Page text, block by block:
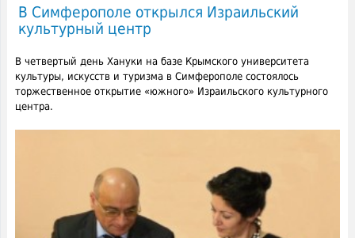
В Симферополе открылся Израильский
культурный центр
В четвертый день Хануки на базе Крымского университета
культуры, искусств и туризма в Симферополе состоялось
торжественное открытие «южного» Израильского культурного
центра.